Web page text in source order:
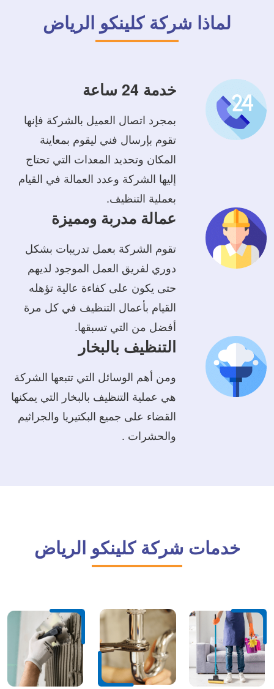
لماذا شركة كلينكو الرياض
خدمة 24 ساعة
بمجرد اتصال العميل بالشركة فإنها
تقوم بإرسال فني ليقوم بمعاينة
المكان وتحديد المعدات التي تحتاج
إليها الشركة وعدد العمالة في القيام
بعملية التنظيف.
عمالة مدربة ومميزة
تقوم الشركة بعمل تدريبات بشكل
دوري لفريق العمل الموجود لديهم
حتى يكون على كفاءة عالية تؤهله
القيام بأعمال التنظيف في كل مرة
أفضل من التي تسبقها.
التنظيف بالبخار
ومن أهم الوسائل التي تتبعها الشركة
هي عملية التنظيف بالبخار التي يمكنها
القضاء على جميع البكتيريا والجراثيم
والحشرات .
خدمات شركة كلينكو الرياض